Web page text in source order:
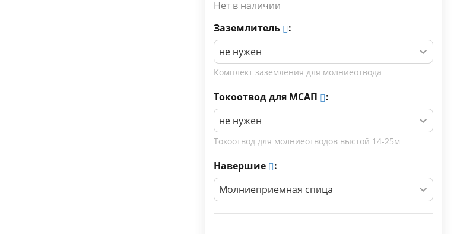
Нет в наличии
Заземлитель
:
​Комплект заземления для молниеотвода
Токоотвод для МСАП :
Токоотвод для молниеотводов выстой 14-25м​​
Навершие :